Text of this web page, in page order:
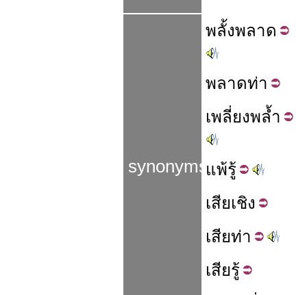
synonyms
พลั้งพลาด
พลาดท่า
เพลี่ยงพล้ำ
แพ้รู้
เสียเชิง
เสียท่า
เสียรู้